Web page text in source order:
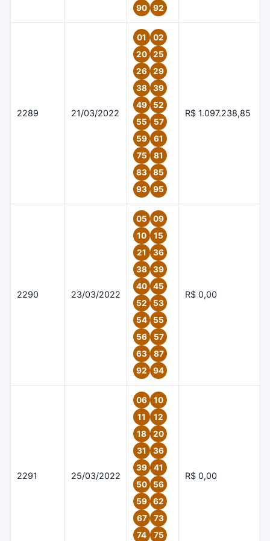
90 92
2289 21/03/2022
01
02
20
25
26
29
38
39
49
52
55
57
59
61
75
81
83
85
93
95
R$ 1.097.238,85
2290 23/03/2022
05
09
10
15
21
36
38
39
40
45
52
53
54
55
56
57
63
87
92
94
R$ 0,00
2291 25/03/2022
06
10
11
12
18
20
31
36
39
41
50
56
59
62
67
73
74
75
R$ 0,00